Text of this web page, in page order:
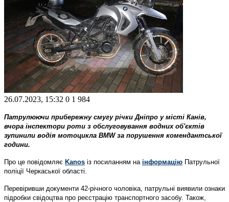
26.07.2023, 15:32 0 1 984
Патрулюючи прибережну смугу річки Дніпро у місті Канів,
вчора інспектори роти з обслуговування водних об'єктів
зупинили водія мотоцикла BMW за порушення комендантської
години.
Про це повідомляє Kanos із посиланням на інформацію Патрульної
поліції Черкаської області.
Перевіривши документи 42-річного чоловіка, патрульні виявили ознаки
підробки свідоцтва про реєстрацію транспортного засобу. Також,